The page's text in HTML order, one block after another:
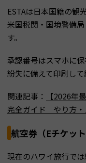
ESTAは日本国籍の観
米国税関・国境警備
す。
承認番号はスマホに
紛失に備えて印刷して
関連記事：
【2026年
完全ガイド｜やり方
航空券（Eチケット
現在のハワイ旅行で